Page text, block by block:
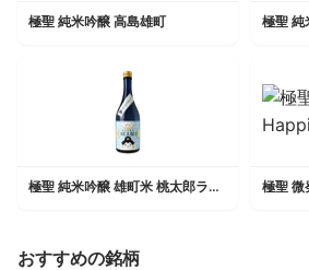
極聖 純米吟醸 高島雄町 極聖 純
極聖 純米吟醸 雄町米 桃太郎ラベル 極聖
おすすめの銘柄